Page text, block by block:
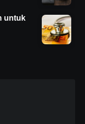
untuk